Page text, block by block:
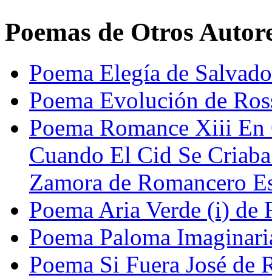
Poemas de Otros
Poema Elegía de
Poema Evolución de
Poema Romance Xiii En
Cuando El Cid Se
Zamora de Romancero
Poema Aria Verde (i)
Poema Paloma
Poema Si Fuera José de